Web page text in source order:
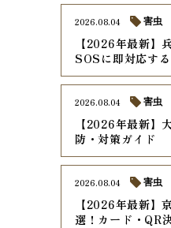
【2026年最新】
SOSに即対応す
2026.08.04 害虫
【2026年最新】
防・対策ガイド
2026.08.04 害虫
【2026年最新】
選！カード・QR
2026.08.04 害虫